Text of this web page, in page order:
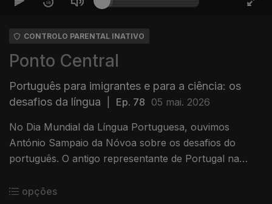
CONTROLO PARENTAL INATIVO
Ponto Central
Português para imigrantes e para a ciência: os
desafios da língua
Ep. 78 05 mai. 2026
No Dia Mundial da Língua Portuguesa, ouvimos
António Sampaio da Nóvoa sobre os desafios do
português. O antigo representante de Portugal na
uso da língua na ciência.
opções